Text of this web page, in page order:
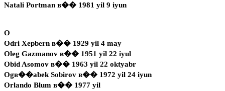
Natali Portman в�� 1981 yil 9 iyun
O
Odri Xepbern в�� 1929 yil 4 may
Oleg Gazmanov в�� 1951 yil 22 iyul
Obid Asomov в�� 1963 yil 22 oktyabr
Ogв��abek Sobirov в�� 1972 yil 24 iyun
Orlando Blum в�� 1977 yil